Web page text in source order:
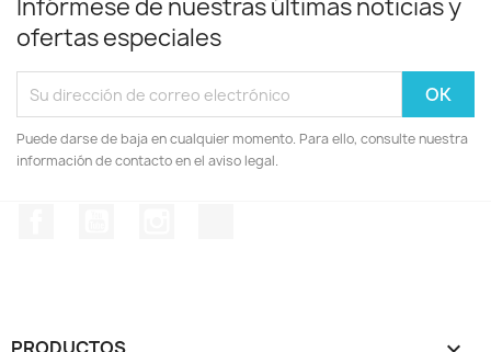
Infórmese de nuestras últimas noticias y
ofertas especiales
Puede darse de baja en cualquier momento. Para ello, consulte nuestra
información de contacto en el aviso legal.